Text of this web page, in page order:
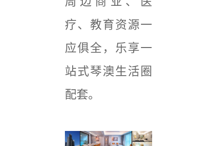
疗、教育资源一
应俱全，乐享一
站式琴澳生活圈
配套。